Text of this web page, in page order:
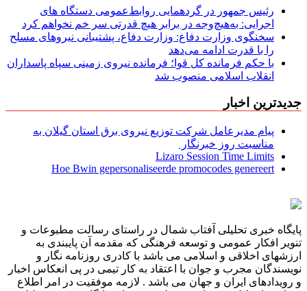
رئیس جمهور در گردهمایی روابط‌عمومی دستگاه های
اجرایی: به‌هیچ‌وجه در برابر هیچ قدرتی سر خم نخواهم کرد
سخنگوی وزارت دفاع: وزارت دفاع، پشتیبانی نیرو‌های مسلح
را با قدرت ادامه می‌دهد
با حکم فرمانده کل قوا؛ فرمانده نیروی زمینی سپاه پاسداران
انقلاب اسلامی منصوب شد
جدیدترین اخبار
پیام مدیرعامل شركت توزیع نیروی برق استان گیلان به
مناسبت روز خبرنگار ‌
Lizaro Session Time Limits
Hoe Bwin gepersonaliseerde promocodes genereert
پایگاه خبری تحلیلی آفتاب شمال در راستای رسالت مطبوعات و
تنویر افکار عمومی و توسعه فرهنگی که مقدمه آن پایبندی به
ارزشهای اخلاقی و اسلامی می باشد با کادری روزنامه نگار و
نویسندگان مجرب و جوان با اعتقاد به کار تیمی در پی انعکاس اخبار
و رویدادهای ایران و جهان می باشد . لازمه موفقیت در امر اطلاع